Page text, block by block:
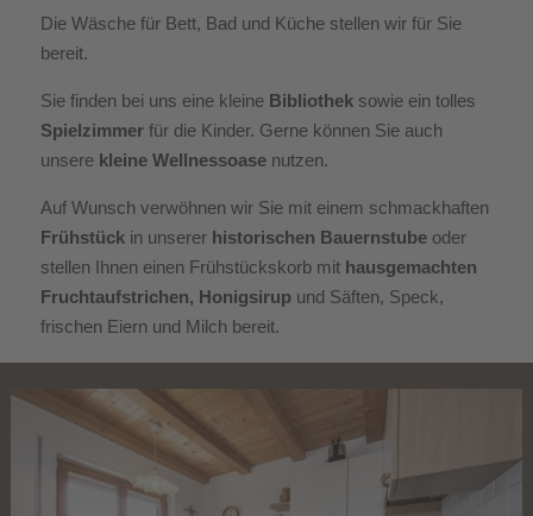
Die Wäsche für Bett, Bad und Küche stellen wir für Sie
bereit.
Sie finden bei uns eine kleine Bibliotheksowie ein tolles
Spielzimmerfür die Kinder. Gerne können Sie auch
unsere kleine Wellnessoasenutzen.
Auf Wunsch verwöhnen wir Sie mit einem schmackhaften
Frühstückin unserer historischen Bauernstubeoder
stellen Ihnen einen Frühstückskorb mit hausgemachten
Fruchtaufstrichen, Honigsirupund Säften, Speck,
frischen Eiern und Milch bereit.